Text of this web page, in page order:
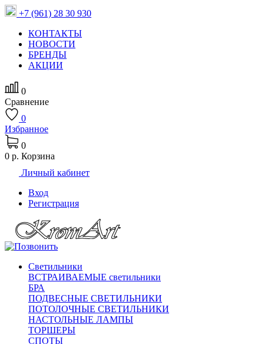
+7 (961) 28 30 930
КОНТАКТЫ
НОВОСТИ
БРЕНДЫ
АКЦИИ
0
Сравнение
0
Избранное
0
0 р. Корзина
Личный кабинет
Вход
Регистрация
Светильники
ВСТРАИВАЕМЫЕ светильники
БРА
ПОДВЕСНЫЕ СВЕТИЛЬНИКИ
ПОТОЛОЧНЫЕ СВЕТИЛЬНИКИ
НАСТОЛЬНЫЕ ЛАМПЫ
ТОРШЕРЫ
СПОТЫ